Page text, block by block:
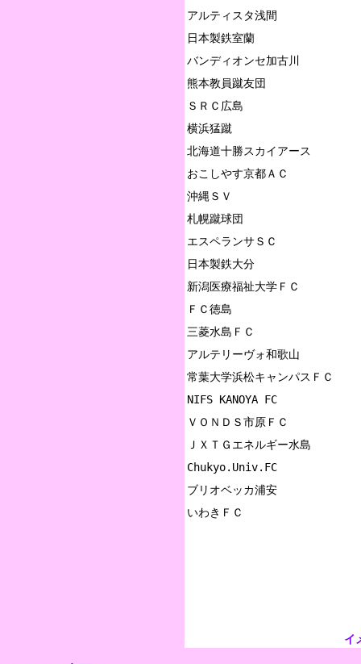
アルティスタ浅間
日本製鉄室蘭
バンディオンセ加古川
熊本教員蹴友団
ＳＲＣ広島
横浜猛蹴
北海道十勝スカイアース
おこしやす京都ＡＣ
沖縄ＳＶ
札幌蹴球団
エスペランサＳＣ
日本製鉄大分
新潟医療福祉大学ＦＣ
ＦＣ徳島
三菱水島ＦＣ
アルテリーヴォ和歌山
常葉大学浜松キャンパスＦＣ
NIFS KANOYA FC
ＶＯＮＤＳ市原ＦＣ
ＪＸＴＧエネルギー水島
Chukyo.Univ.FC
ブリオベッカ浦安
イ